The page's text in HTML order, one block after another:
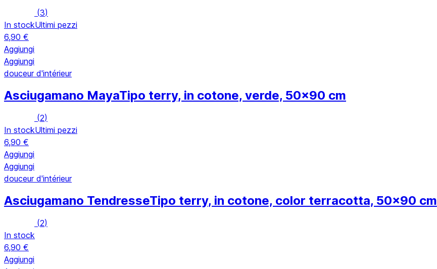
(3)
In stockUltimi pezzi
6,90 €
Aggiungi
Aggiungi
douceur d'intérieur
Asciugamano MayaTipo terry, in cotone, verde, 50x90 cm
(2)
In stockUltimi pezzi
6,90 €
Aggiungi
Aggiungi
douceur d'intérieur
Asciugamano TendresseTipo terry, in cotone, color terracotta, 50x90 cm
(2)
In stock
6,90 €
Aggiungi